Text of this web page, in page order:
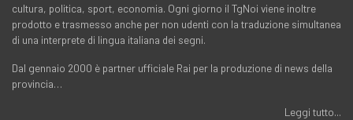
cultura, politica, sport, economia. Ogni giorno il TgNoi viene inoltre
prodotto e trasmesso anche per non udenti con la traduzione simultanea
di una interprete di lingua italiana dei segni.
Dal gennaio 2000 è partner ufficiale Rai per la produzione di news della
provincia…
Leggi tutto...